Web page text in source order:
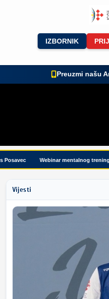
IZBORNIK
Preuzmi našu
Webinar mentalnog treninga
Vijesti